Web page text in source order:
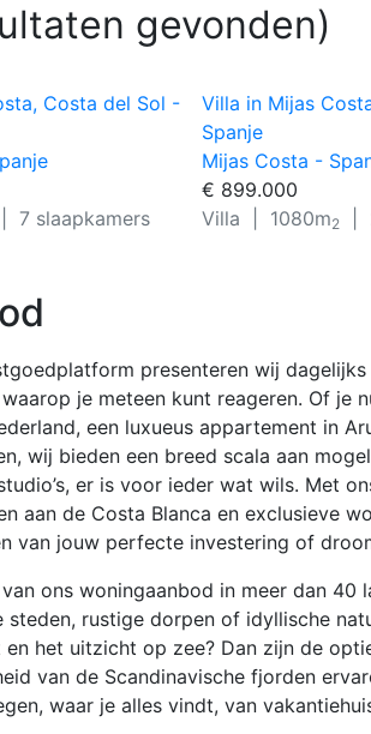
gevonden)
Costa del Sol -
| 7 slaapkamers
Villa in Mijas
Spanje
Mijas Costa -
€ 899.000
Villa | 1080m2 |
presenteren wij
je meteen kunt reageren. Of je
een luxueus appartement in
wij bieden een breed scala aan
er is voor ieder wat wils. Met
aan de Costa Blanca en exclusieve
van jouw perfecte investering of
ons woningaanbod in meer dan 40
steden, rustige dorpen of idyllische
het uitzicht op zee? Dan zijn de
van de Scandinavische fjorden
waar je alles vindt, van